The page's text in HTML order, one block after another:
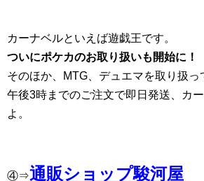
カーナベルといえば遊戯王です。
ついにポケカのお取り扱いも開始に！
そのほか、MTG、デュエマを取り扱っ
午後3時までのご注文で即日発送、カ
よ。
④⇒通販ショップ駿河屋